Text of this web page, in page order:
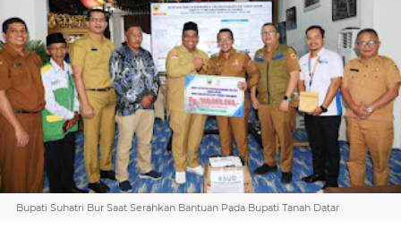
Bupati Suhatri Bur Saat Serahkan Bantuan Pada Bupati Tanah Datar